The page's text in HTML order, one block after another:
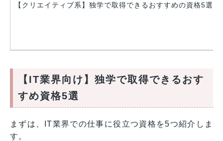
【クリエイティブ系】独学で取得できるおすすめの資格5選
【IT業界向け】独学で取得できるおす
すめ資格5選
まずは、IT業界での仕事に役立つ資格を5つ紹介しま
す。